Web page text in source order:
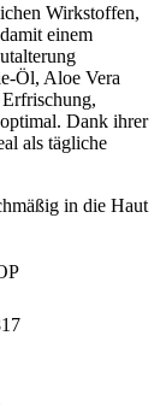
Wirkstoffen,
einem
Öl, Aloe Vera
Dank ihrer
als tägliche
in die Haut